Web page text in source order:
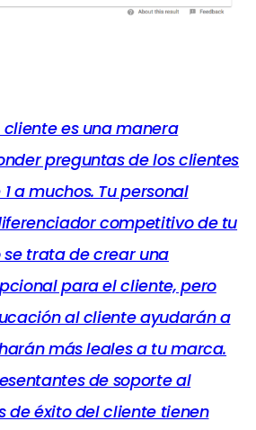
es una manera
preguntas de los clientes
a muchos. Tu personal
competitivo de tu
trata de crear una
para el cliente, pero
al cliente ayudarán a
más leales a tu marca.
de soporte al
de éxito del cliente tienen